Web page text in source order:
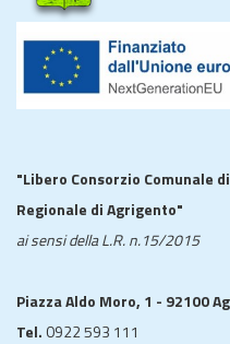
"Libero Consorzio Comunale
Regionale di Agrigento"
ai sensi della L.R. n.15/2015
Piazza Aldo Moro, 1 - 92100
Tel. 0922 593 111